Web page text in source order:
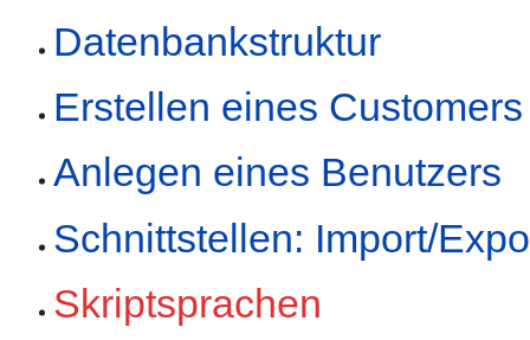
Datenbankstruktur
Erstellen eines Customers
Anlegen eines Benutzers
Schnittstellen: Import/
Skriptsprachen